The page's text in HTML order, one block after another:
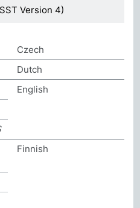
Version 4)
Czech
Dutch
English
Finnish